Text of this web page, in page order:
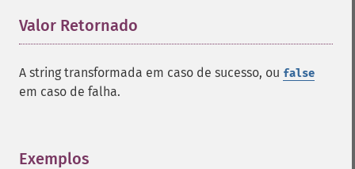
Valor Retornado
A string transformada em caso de sucesso, ou false
em caso de falha.
Exemplos